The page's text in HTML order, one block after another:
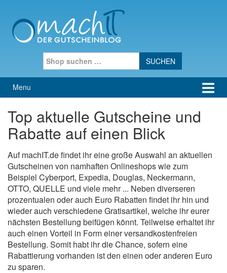
Menu
Top aktuelle Gutscheine und
Rabatte auf einen Blick
Auf machIT.de findet ihr eine große Auswahl an aktuellen
Gutscheinen von namhaften Onlineshops wie zum
Beispiel Cyberport, Expedia, Douglas, Neckermann,
OTTO, QUELLE und viele mehr ... Neben diverseren
prozentualen oder auch Euro Rabatten findet ihr hin und
wieder auch verschiedene Gratisartikel, welche ihr eurer
nächsten Bestellung beifügen könnt. Teilweise erhaltet ihr
auch einen Vorteil in Form einer versandkostenfreien
Bestellung. Somit habt ihr die Chance, sofern eine
Rabattierung vorhanden ist den einen oder anderen Euro
zu sparen.